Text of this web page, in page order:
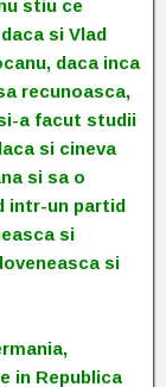
stiu ce
si Vlad
daca inca
recunoasca,
a facut studii
si cineva
si sa o
intr-un partid
si
si
in Republica